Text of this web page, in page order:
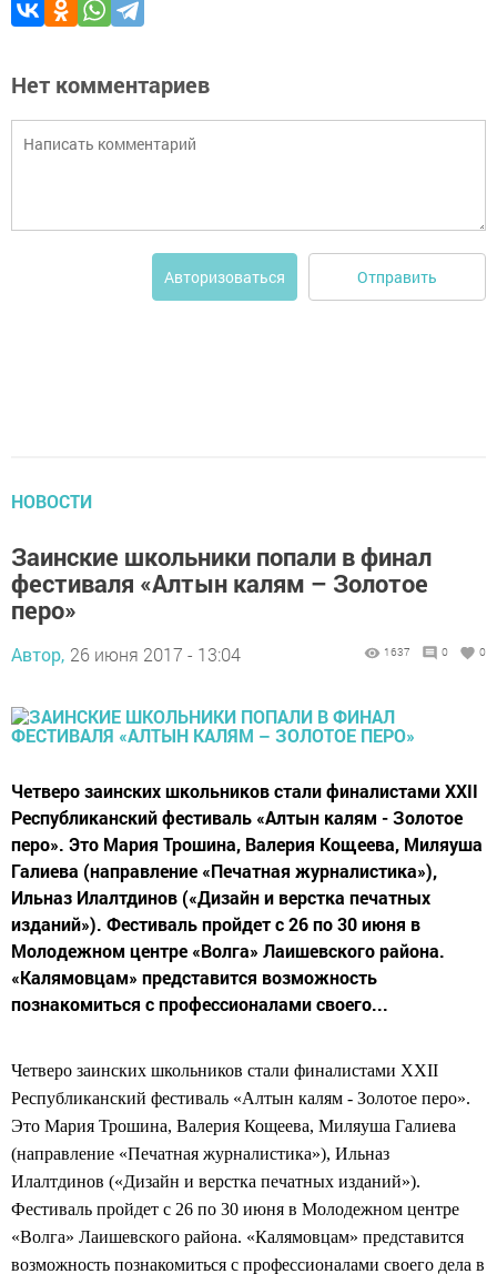
Нет комментариев
Авторизоваться Отправить
НОВОСТИ
Заинские школьники попали в финал
фестиваля «Алтын калям – Золотое
перо»
Автор, 26 июня 2017 - 13:04 1637 0 0
Четверо заинских школьников стали финалистами XXII
Республиканский фестиваль «Алтын калям - Золотое
перо». Это Мария Трошина, Валерия Кощеева, Миляуша
Галиева (направление «Печатная журналистика»),
Ильназ Илалтдинов («Дизайн и верстка печатных
изданий»). Фестиваль пройдет с 26 по 30 июня в
Молодежном центре «Волга» Лаишевского района.
«Калямовцам» представится возможность
познакомиться с профессионалами своего...
Четверо заинских школьников стали финалистами XXII
Республиканский фестиваль «Алтын калям - Золотое перо».
Это Мария Трошина, Валерия Кощеева, Миляуша Галиева
(направление «Печатная журналистика»), Ильназ
Илалтдинов («Дизайн и верстка печатных изданий»).
Фестиваль пройдет с 26 по 30 июня в Молодежном центре
«Волга» Лаишевского района. «Калямовцам» представится
возможность познакомиться с профессионалами своего дела в